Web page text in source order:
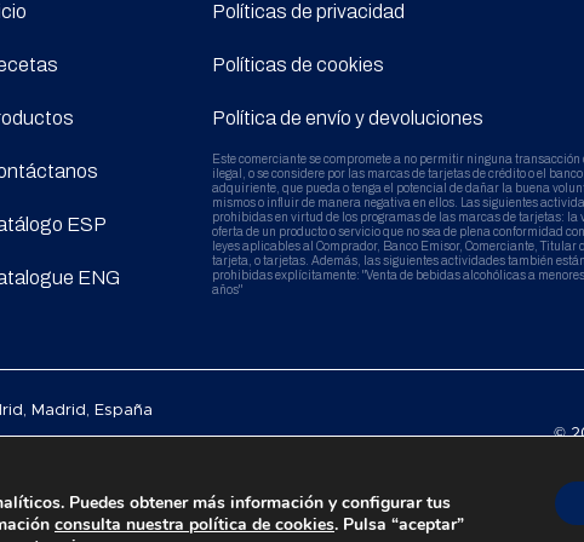
ESP
ENG
Políticas de privacidad
Políticas de cookies
Política de envío y devoluciones
Este comerciante se compromete a no permitir ninguna transacción
ilegal, o se considere por las marcas de tarjetas de crédito o el banco
adquiriente, que pueda o tenga el potencial de dañar la buena
mismos o influir de manera negativa en ellos. Las siguientes
prohibidas en virtud de los programas de las marcas de tarjetas: la
oferta de un producto o servicio que no sea de plena conformidad
leyes aplicables al Comprador, Banco Emisor, Comerciante, Titular
tarjeta, o tarjetas. Además, las siguientes actividades también están
prohibidas explícitamente: "Venta de bebidas alcohólicas a menores
años"
Madrid, España
©
Puedes obtener más información y configurar tus
consulta nuestra política de cookies. Pulsa “aceptar”